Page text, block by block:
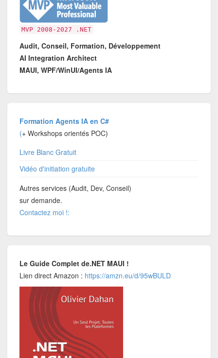
MVP 2008-2027 .NET
Audit, Conseil, Formation, Développement
AI Integration Architect
MAUI, WPF/WinUI/Agents IA
Formation Agents IA en C#
(+ Workshops orientés POC)
Livre Blanc Gratuit
Vidéo d'initiation gratuite
Autres services (Audit, Dev, Conseil)
sur demande.
Contactez moi !:
Le Guide Complet de.NET MAUI !
Lien direct Amazon : https://amzn.eu/d/95wBULD